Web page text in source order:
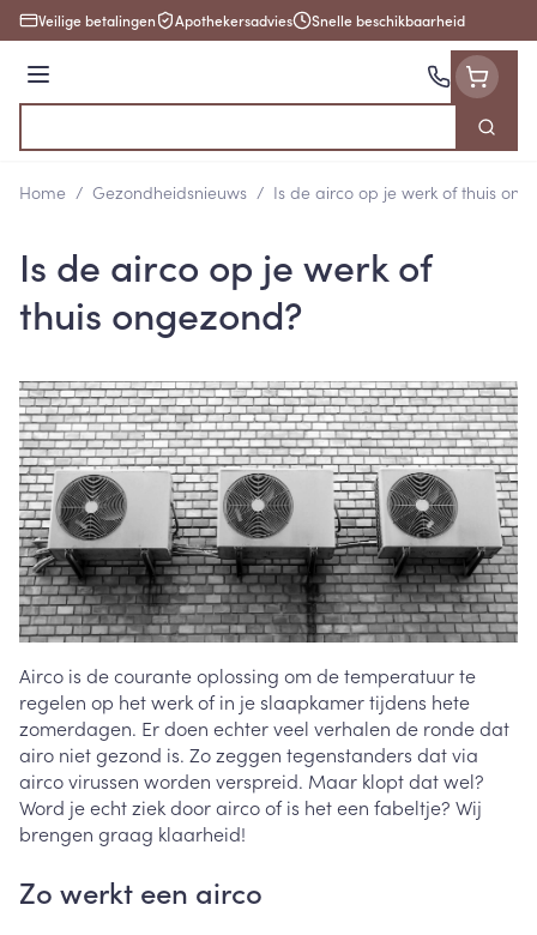
Ga naar de inhoud
Veilige betalingen Apothekersadvies Snelle beschikbaarheid
Menu
Zoek
Home / Gezondheidsnieuws / Is de airco op je werk of thuis
Is de airco op je werk of
thuis ongezond?
Airco is de courante oplossing om de temperatuur te
regelen op het werk of in je slaapkamer tijdens hete
zomerdagen. Er doen echter veel verhalen de ronde dat
airo niet gezond is. Zo zeggen tegenstanders dat via
airco virussen worden verspreid. Maar klopt dat wel?
Word je echt ziek door airco of is het een fabeltje? Wij
brengen graag klaarheid!
Zo werkt een airco